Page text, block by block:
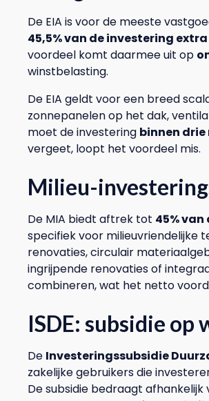
De EIA is voor de meeste
45,5% van de investering
voordeel komt daarmee uit op
winstbelasting.
De EIA geldt voor een breed
zonnepanelen op het dak,
moet de investering binnen
vergeet, loopt het voordeel mis.
Milieu-
De MIA biedt aftrek tot 45%
specifiek voor milieuvriendelijke
renovaties, circulair
ingrijpende renovaties of
combineren, wat het netto
ISDE: subsidie
De Investeringssubsidie
zakelijke gebruikers die
De subsidie bedraagt